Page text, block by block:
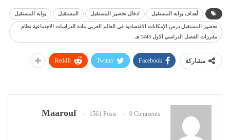
أهداف بوابة المستقبل ادخال تحضير المستقبل المستقبل بوابة المستقبل
تحضير المستقبل درس الإمكانات الاقتصادية في العالم العربي مادة الدراسات الاجتماعية نظام
مقررات الفصل الدراسي الاول 1443 هـ
مشاركة Facebook
Twitter
ReddIt
Maarouf 1561 Posts 0 Comments